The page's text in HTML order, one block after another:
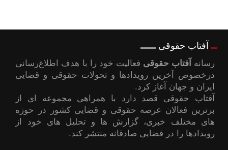
آفتاب حقوقی
رسانه آفتاب حقوقی فعالیت خود را با هدف اطلاع‌رسانی
درخصوص آخرین رویدادها و تحولات حقوقی و قضایی
ایران و جهان آغاز کرد.
آفتاب حقوقی قصد دارد با همراهی مجموعه ای از
برترین فعالان عرصه حقوقی و قضایی کشور در حوزه
های مختلف خبری، گزارش ها و تحلیل های خود از
رویدادها را در فضایی صادقانه منتشر کند.